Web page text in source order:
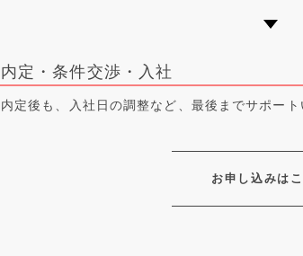
内定・条件交渉・入社
内定後も、入社日の調整など、最後までサポート
お申し込みは